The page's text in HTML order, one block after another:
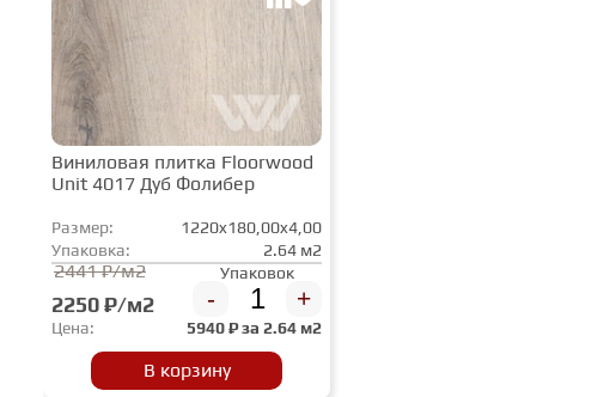
Виниловая плитка Floorwood
Unit 4017 Дуб Фолибер
Размер:
1220x180,00x4,00
Упаковка:
2.64 м2
2441 ₽/м2
2250 ₽/м2
Упаковок
- +
Цена: 5940₽ за 2.64 м2
В корзину